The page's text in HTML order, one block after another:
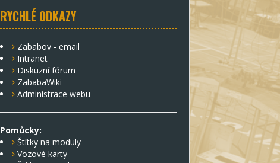
RYCHLÉ ODKAZY
Zababov - email
Intranet
Diskuzní fórum
ZababaWiki
Administrace webu
Pomůcky:
Štítky na moduly
Vozové karty